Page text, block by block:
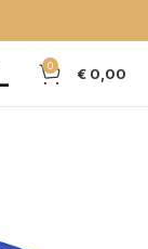
0 € 0,00